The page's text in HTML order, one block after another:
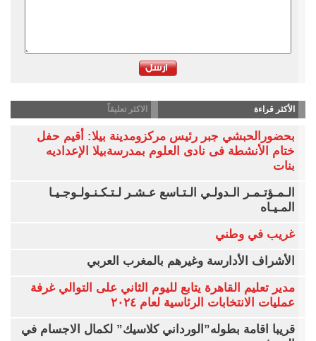
الأكثر قراءة الاكثر تعليقاً
بحضورالحبشي جبر رئيس مركزومدينة بيلا: أقيم حفل
ختام الأنشطة فى نادى العلوم بمدرسةبيلا الإعداديه
بنات
الـمـؤتـمـر الـدولـي الـتـاسع عـشـر لـتـكـنـولـوجـيـا
المـيـاه
غريب في وطني
الأشراف الأدارسة وغيرهم بالمغرب العربي
مدير تعليم القاهرة يتابع لليوم الثاني على التوالي غرفة
عمليات الانتخابات الرئاسية لعام ٢٠٢٤
قريبا اقامة بطوله”الورداني كلاسيك” لكمال الاجسام في